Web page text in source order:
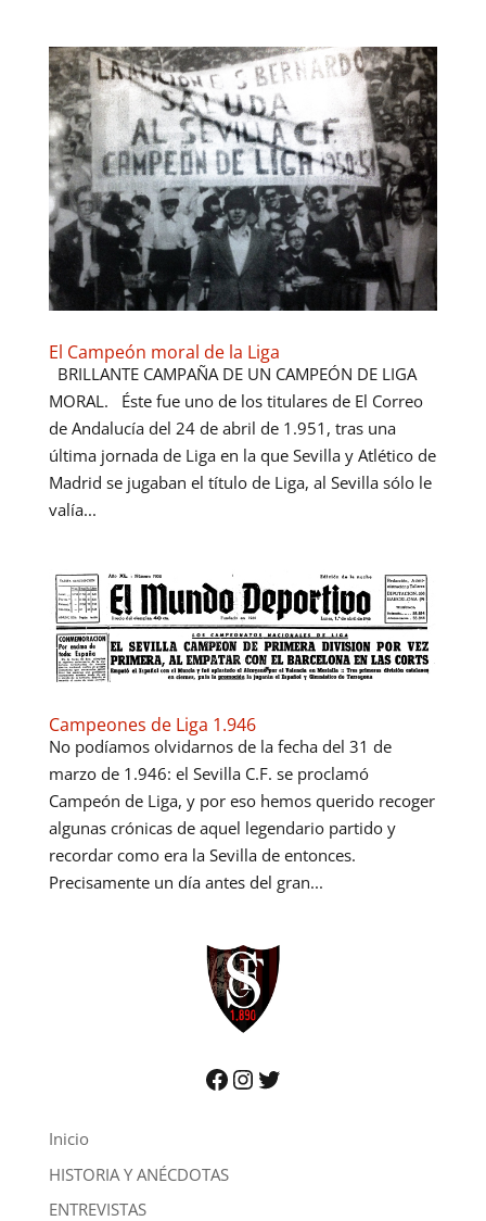
El Campeón moral de la Liga
BRILLANTE CAMPAÑA DE UN CAMPEÓN DE LIGA
MORAL. Éste fue uno de los titulares de El Correo
de Andalucía del 24 de abril de 1.951, tras una
última jornada de Liga en la que Sevilla y Atlético de
Madrid se jugaban el título de Liga, al Sevilla sólo le
valía...
Campeones de Liga 1.946
No podíamos olvidarnos de la fecha del 31 de
marzo de 1.946: el Sevilla C.F. se proclamó
Campeón de Liga, y por eso hemos querido recoger
algunas crónicas de aquel legendario partido y
recordar como era la Sevilla de entonces.
Precisamente un día antes del gran...
Facebook
Instagram
Twitter
Inicio
HISTORIA Y ANÉCDOTAS
ENTREVISTAS